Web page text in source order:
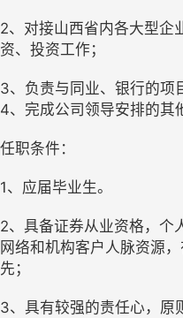
2、对接山西省内各大型企
资、投资工作；
3、负责与同业、银行的项
4、完成公司领导安排的其
任职条件：
1、应届毕业生。
2、具备证券从业资格，个
网络和机构客户人脉资源
先；
3、具有较强的责任心，原